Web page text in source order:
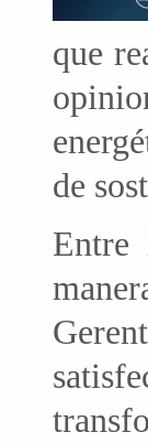
que
de
Entre